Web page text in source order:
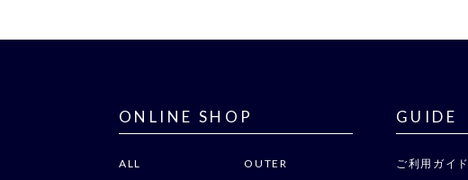
ONLINE SHOP
ALL
OUTER
GUIDE
ご利用ガイド